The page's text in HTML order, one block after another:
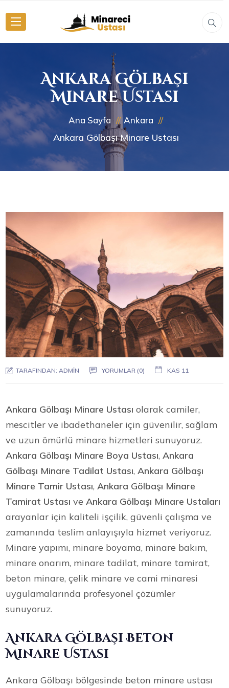
Ankara Gölbaşı
Minare Ustası
Ana Sayfa Ankara
Ankara Gölbaşı Minare Ustası
TARAFINDAN: ADMIN YORUMLAR (0) KAS 11
Ankara Gölbaşı Minare Ustası olarak camiler,
mescitler ve ibadethaneler için güvenilir, sağlam
ve uzun ömürlü minare hizmetleri sunuyoruz.
Ankara Gölbaşı Minare Boya Ustası,Ankara
Gölbaşı Minare Tadilat Ustası,Ankara Gölbaşı
Minare Tamir Ustası,Ankara Gölbaşı Minare
Tamirat Ustası veAnkara Gölbaşı Minare Ustaları
arayanlar için kaliteli işçilik, güvenli çalışma ve
zamanında teslim anlayışıyla hizmet veriyoruz.
Minare yapımı, minare boyama, minare bakım,
minare onarım, minare tadilat, minare tamirat,
beton minare, çelik minare ve cami minaresi
uygulamalarında profesyonel çözümler
sunuyoruz.
Ankara Gölbaşı Beton
Minare Ustası
Ankara Gölbaşı bölgesinde beton minare ustası